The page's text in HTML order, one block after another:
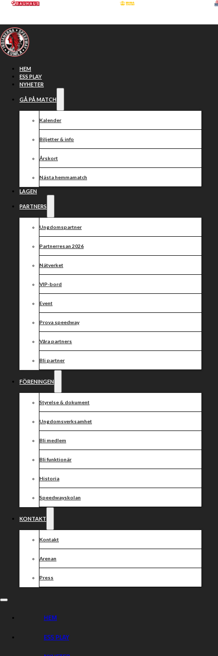
Hoppa till huvudinnehåll
HEM
ESS PLAY
NYHETER
GÅ PÅ MATCH
Kalender
Biljetter & info
Årskort
Nästa hemmamatch
LAGEN
PARTNERS
Ungdomspartner
Partnerresan 2026
Nätverket
VIP-bord
Event
Prova speedway
Våra partners
Bli partner
FÖRENINGEN
Styrelse & dokument
Ungdomsverksamhet
Bli medlem
Bli funktionär
Historia
Speedwayskolan
KONTAKT
Kontakt
Arenan
Press
HEM
ESS PLAY
för
kvartsfinalen